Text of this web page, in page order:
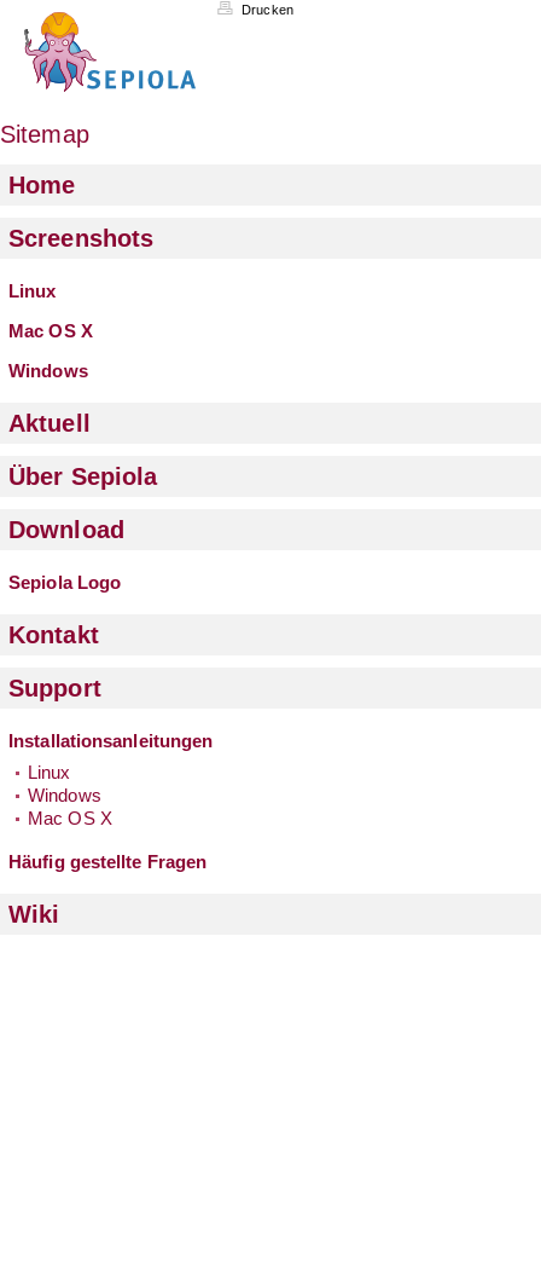
Drucken
Sitemap
Home
Screenshots
Linux
Mac OS X
Windows
Aktuell
Über Sepiola
Download
Sepiola Logo
Kontakt
Support
Installationsanleitungen
Linux
Windows
Mac OS X
Häufig gestellte Fragen
Wiki